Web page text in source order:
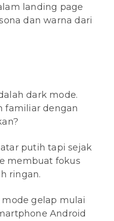
landing page
dan warna dari
dark mode.
familiar dengan
putih tapi sejak
membuat fokus
ringan.
gelap mulai
Android